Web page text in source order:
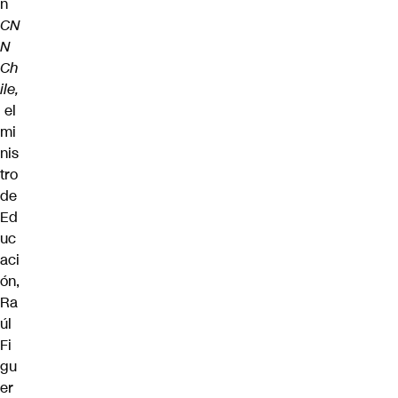
CN
N
Ch
ile,
el
mi
nis
tro
de
Ed
uc
aci
ón,
Ra
úl
Fi
gu
er